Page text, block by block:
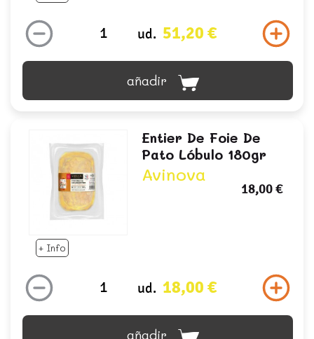
ud. 51,20 €
añadir
+ Info
Entier De Foie De
Pato Lóbulo 180gr
Avinova
18,00 €
ud. 18,00 €
añadir